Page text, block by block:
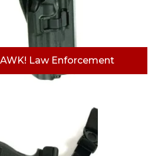
Law Enforcement